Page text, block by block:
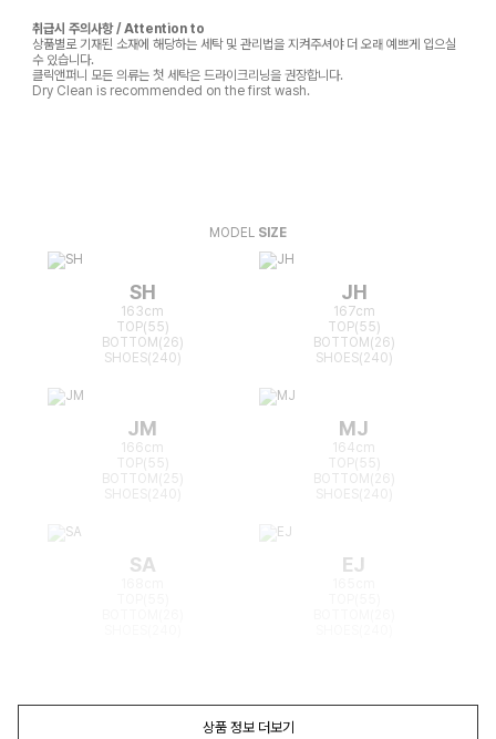
취급시 주의사항 / Attention to
상품별로 기재된 소재에 해당하는 세탁 및 관리법을 지켜주셔야 더 오래 예쁘게 입으실
수 있습니다.
클릭앤퍼니 모든 의류는 첫 세탁은 드라이크리닝을 권장합니다.
Dry Clean is recommended on the first wash.
MODEL SIZE
SH
163cm
TOP(55)
BOTTOM(26)
SHOES(240)
JH
167cm
TOP(55)
BOTTOM(26)
SHOES(240)
JM
166cm
TOP(55)
BOTTOM(25)
MJ
164cm
TOP(55)
BOTTOM(26)
SA EJ
상품 정보 더보기